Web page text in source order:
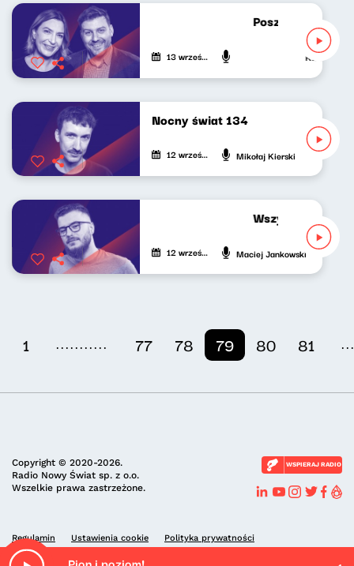
Poszukiwacze
13 września 2023 Katarzyna
Nocny świat 134
12 września 2023 Mikołaj Kierski
Wszystko gra
12 września 2023 Maciej Jankowski
1 ........... 77 78 79 80 81
Copyright © 2020-2026.
Radio Nowy Świat sp. z o.o.
Wszelkie prawa zastrzeżone.
WSPIERAJ RADIO
Regulamin Ustawienia cookie Polityka prywatności